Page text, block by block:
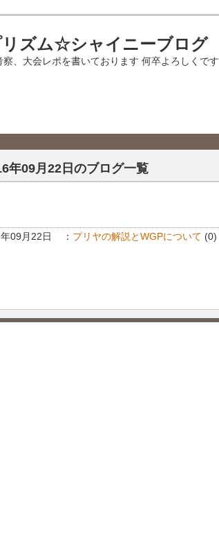
ズム☆シャイニーブログ
、大会レポを書いております 何卒よろしくです
年09月22日のブログ一覧
09月22日 ： プリヤの解説とWGPについて (0)